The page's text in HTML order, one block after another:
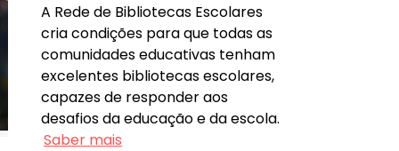
A Rede de Bibliotecas Escolares
cria condições para que todas as
comunidades educativas tenham
excelentes bibliotecas escolares,
capazes de responder aos
desafios da educação e da escola.
Saber mais